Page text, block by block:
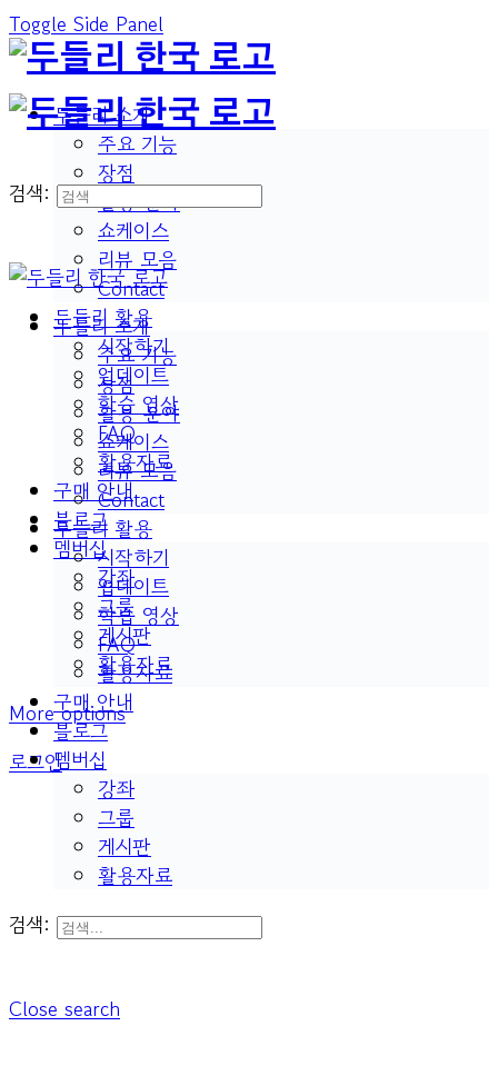
Toggle Side Panel
두들리 소개
주요 기능
장점
활용 분야
쇼케이스
리뷰 모음
Contact
두들리 활용
시작하기
업데이트
학습 영상
FAQ
활용자료
구매 안내
블로그
멤버십
강좌
그룹
게시판
활용자료
More options
로그인
검색:
두들리 소개
주요 기능
장점
활용 분야
쇼케이스
리뷰 모음
Contact
두들리 활용
시작하기
업데이트
학습 영상
FAQ
활용자료
구매 안내
블로그
멤버십
강좌
그룹
게시판
활용자료
검색:
Close search